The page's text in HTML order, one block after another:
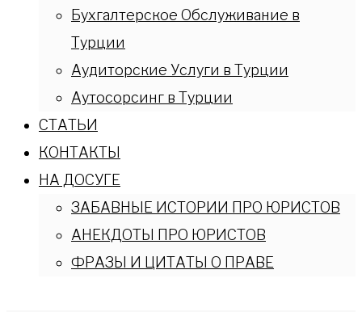
Бухгалтерское Обслуживание в
Турции
Аудиторские Услуги в Турции
Аутосорсинг в Турции
СТАТЬИ
КОНТАКТЫ
НА ДОСУГЕ
ЗАБАВНЫЕ ИСТОРИИ ПРО ЮРИСТОВ
АНЕКДОТЫ ПРО ЮРИСТОВ
ФРАЗЫ И ЦИТАТЫ О ПРАВЕ